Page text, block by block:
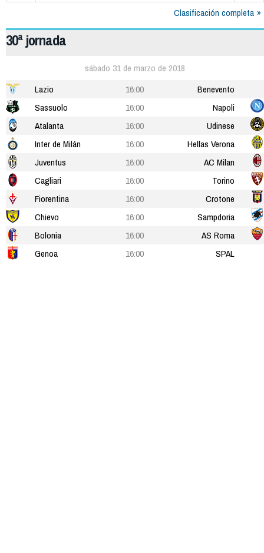
Clasificación completa
30ª jornada
sábado 31 de marzo de 2018
Lazio
16:00
Benevento
Sassuolo
16:00
Napoli
Atalanta
16:00
Udinese
Inter de Milán
16:00
Hellas Verona
Juventus
16:00
AC Milan
Cagliari
16:00
Torino
Fiorentina
16:00
Crotone
Chievo
16:00
Sampdoria
Bolonia
16:00
AS Roma
Genoa
16:00 SPAL